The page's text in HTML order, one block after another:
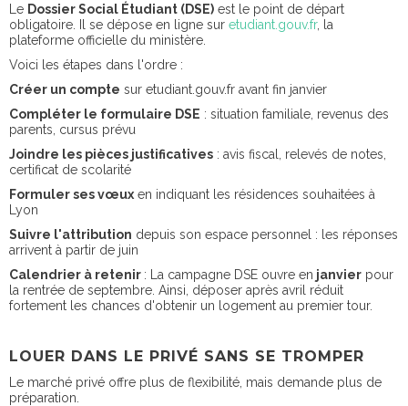
Le Dossier Social Étudiant (DSE) est le point de départ
obligatoire. Il se dépose en ligne sur etudiant.gouv.fr, la
plateforme officielle du ministère.
Voici les étapes dans l'ordre :
Créer un compte sur etudiant.gouv.fr avant fin janvier
Compléter le formulaire DSE : situation familiale, revenus des
parents, cursus prévu
Joindre les pièces justificatives : avis fiscal, relevés de notes,
certificat de scolarité
Formuler ses vœux en indiquant les résidences souhaitées à
Lyon
Suivre l'attribution depuis son espace personnel : les réponses
arrivent à partir de juin
Calendrier à retenir : La campagne DSE ouvre en janvier pour
la rentrée de septembre. Ainsi, déposer après avril réduit
fortement les chances d'obtenir un logement au premier tour.
LOUER DANS LE PRIVÉ SANS SE TROMPER
Le marché privé offre plus de flexibilité, mais demande plus de
préparation.